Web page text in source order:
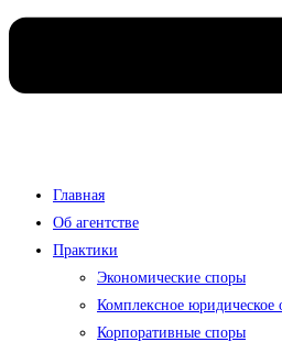
Главная
Об агентстве
Практики
Экономические споры
Комплексное юридическое
Корпоративные споры